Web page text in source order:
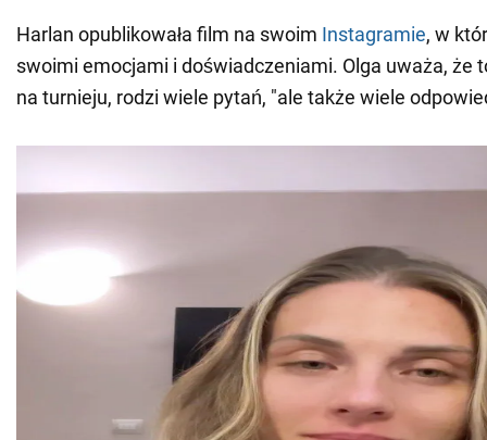
Harlan opublikowała film na swoim Instagramie, w
swoimi emocjami i doświadczeniami. Olga uważa, że
na turnieju, rodzi wiele pytań, "ale także wiele